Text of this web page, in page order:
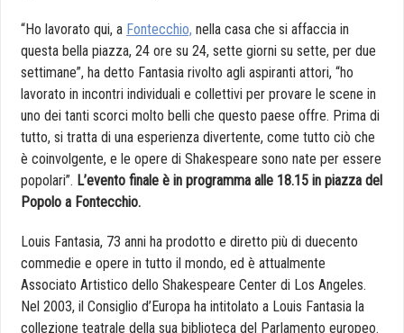
“Ho lavorato qui, a Fontecchio, nella casa che si affaccia in
questa bella piazza, 24 ore su 24, sette giorni su sette, per due
settimane”, ha detto Fantasia rivolto agli aspiranti attori, “ho
lavorato in incontri individuali e collettivi per provare le scene in
uno dei tanti scorci molto belli che questo paese offre. Prima di
tutto, si tratta di una esperienza divertente, come tutto ciò che
è coinvolgente, e le opere di Shakespeare sono nate per essere
popolari”. L’evento finale è in programma alle 18.15 in piazza del
Popolo a Fontecchio.
Louis Fantasia, 73 anni ha prodotto e diretto più di duecento
commedie e opere in tutto il mondo, ed è attualmente
Associato Artistico dello Shakespeare Center di Los Angeles.
Nel 2003, il Consiglio d’Europa ha intitolato a Louis Fantasia la
collezione teatrale della sua biblioteca del Parlamento europeo.